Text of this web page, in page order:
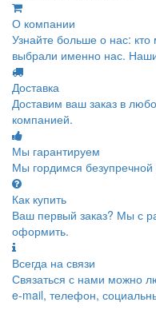
О компании
Узнайте больше о нас:
выбрали именно нас.
Доставка
Доставим ваш заказ в
компанией.
Мы гарантируем
Мы гордимся
Как купить
Ваш первый заказ? Мы с
оформить.
Всегда на связи
Связаться с нами можно
e-mail, телефон,